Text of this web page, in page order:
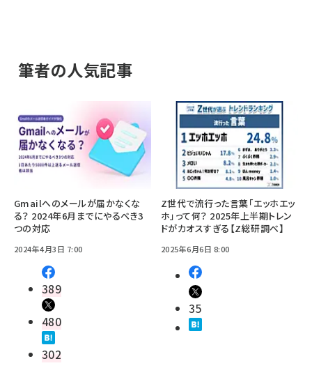
筆者の人気記事
Gmailへのメールが届かなくな
る？ 2024年6月までにやるべき3
つの対応
2024年4月3日 7:00
389
480
302
Z世代で流行った言葉「エッホエッ
ホ」って何？ 2025年上半期トレン
ドがカオスすぎる【Z総研調べ】
2025年6月6日 8:00
35